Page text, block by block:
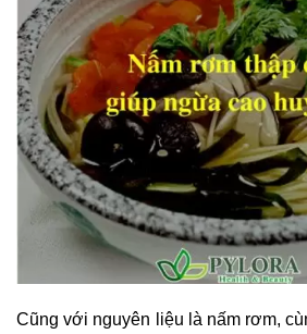
Cũng với nguyên liệu là nấm rơm,